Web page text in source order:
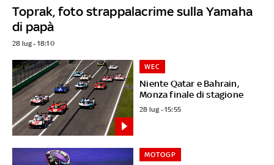
Toprak, foto strappalacrime sulla Yamaha
di papà
28 lug - 18:10
Niente Qatar e Bahrain,
Monza finale di stagione
WEC
28 lug - 15:55
MOTOGP